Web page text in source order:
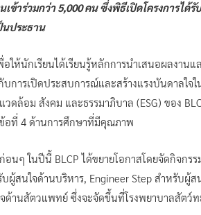
เข้าร่วมกว่า 5,000 คน ซึ่งพิธีเปิดโครงการได้
นประธาน
อให้นักเรียนได้เรียนรู้หลักการนำเสนอผลงา
บการเปิดประสบการณ์และสร้างแรงบันดาลใจ
ดล้อม สังคม และธรรมาภิบาล (ESG) ของ
อที่ 4 ด้านการศึกษาที่มีคุณภาพ
อนๆ ในปีนี้ BLCP ได้ขยายโอกาสโดยจัดกิจก
บผู้สนใจด้านบริหาร, Engineer Step สำหรับผู้
ด้านสัตวแพทย์ ซึ่งจะจัดขึ้นที่โรงพยาบาลสัตว์